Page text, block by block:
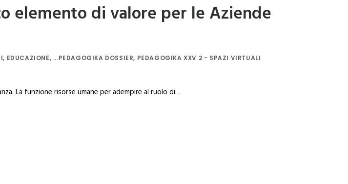
elemento di valore per le Aziende
, EDUCAZIONE, ...PEDAGOGIKA DOSSIER, PEDAGOGIKA XXV 2 - SPAZI VIRTUALI
La funzione risorse umane per adempire al ruolo di…